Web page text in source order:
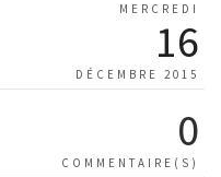
MERCREDI
16
DÉCEMBRE 2015
0
COMMENTAIRE(S)